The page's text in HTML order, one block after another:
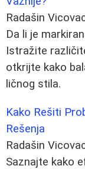
Radašin
Da li je
Istražite
otkrijte kako
ličnog stila.
Kako Rešiti
Rešenja
Radašin
Saznajte kako